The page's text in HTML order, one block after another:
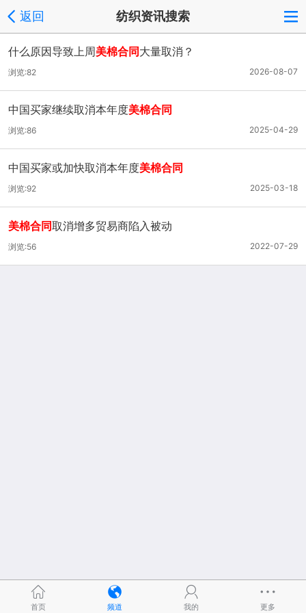
返回 纺织资讯搜索
什么原因导致上周美棉合同大量取消？
2026-08-07
浏览:82
中国买家继续取消本年度美棉合同
2025-04-29
浏览:86
中国买家或加快取消本年度美棉合同
2025-03-18
浏览:92
美棉合同取消增多贸易商陷入被动
2022-07-29
浏览:56
首页 频道 我的 更多